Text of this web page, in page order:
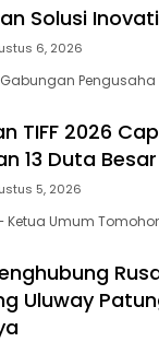
Solusi
6, 2026
Gabungan
TIFF 2026
13 Duta
5, 2026
– Ketua Umum
Uluway